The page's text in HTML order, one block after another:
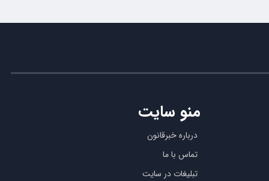
درباره خبرقانون
تماس با ما
تبلیغات در سایت
منو سایت